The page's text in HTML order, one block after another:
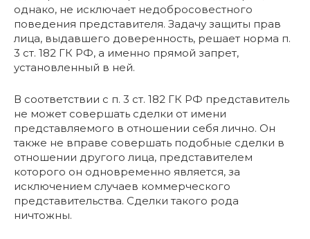
однако, не исключает недобросовестного
поведения представителя. Задачу защиты прав
лица, выдавшего доверенность, решает норма п.
3 ст. 182 ГК РФ, а именно прямой запрет,
установленный в ней.
В соответствии с п. 3 ст. 182 ГК РФ представитель
не может совершать сделки от имени
представляемого в отношении себя лично. Он
также не вправе совершать подобные сделки в
отношении другого лица, представителем
которого он одновременно является, за
исключением случаев коммерческого
представительства. Сделки такого рода
ничтожны.